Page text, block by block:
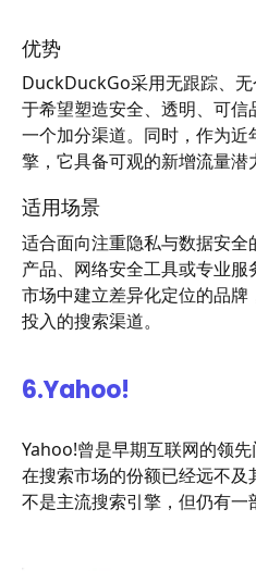
优势
DuckDuckGo采用无跟踪、
于希望塑造安全、透明、可
一个加分渠道。同时，作为近
擎，它具备可观的新增流量潜
适用场景
适合面向注重隐私与数据安
产品、网络安全工具或专业
市场中建立差异化定位的品
投入的搜索渠道。
6.Yahoo!
Yahoo!曾是早期互联网的领
在搜索市场的份额已经远不
不是主流搜索引擎，但仍有一